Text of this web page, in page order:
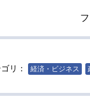
リ： 経済・ビジネス